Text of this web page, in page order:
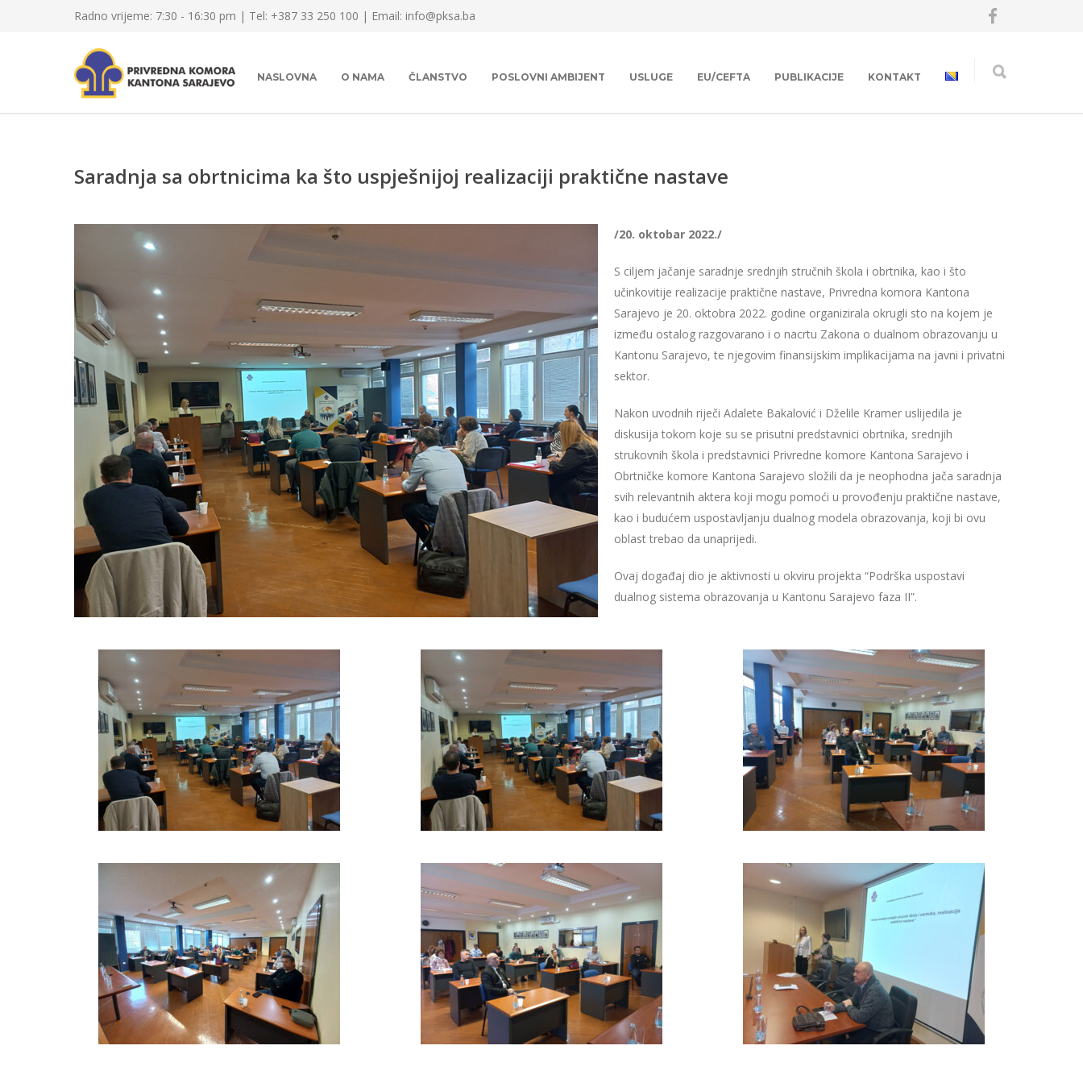
Radno vrijeme: 7:30 - 16:30 pm | Tel: +387 33 250 100 | Email: info@pksa.ba
NASLOVNA O NAMA ČLANSTVO POSLOVNI AMBIJENT USLUGE EU/CEFTA PUBLIKACIJE KONTAKT
Saradnja sa obrtnicima ka što uspješnijoj realizaciji praktične nastave
/20. oktobar 2022./
S ciljem jačanje saradnje srednjih stručnih škola i obrtnika, kao i što
učinkovitije realizacije praktične nastave, Privredna komora Kantona
Sarajevo je 20. oktobra 2022. godine organizirala okrugli sto na kojem je
između ostalog razgovarano i o nacrtu Zakona o dualnom obrazovanju u
Kantonu Sarajevo, te njegovim finansijskim implikacijama na javni i privatni
sektor.
Nakon uvodnih riječi Adalete Bakalović i Dželile Kramer uslijedila je
diskusija tokom koje su se prisutni predstavnici obrtnika, srednjih
strukovnih škola i predstavnici Privredne komore Kantona Sarajevo i
Obrtničke komore Kantona Sarajevo složili da je neophodna jača saradnja
svih relevantnih aktera koji mogu pomoći u provođenju praktične nastave,
kao i budućem uspostavljanju dualnog modela obrazovanja, koji bi ovu
oblast trebao da unaprijedi.
Ovaj događaj dio je aktivnosti u okviru projekta “Podrška uspostavi
dualnog sistema obrazovanja u Kantonu Sarajevo faza II”.